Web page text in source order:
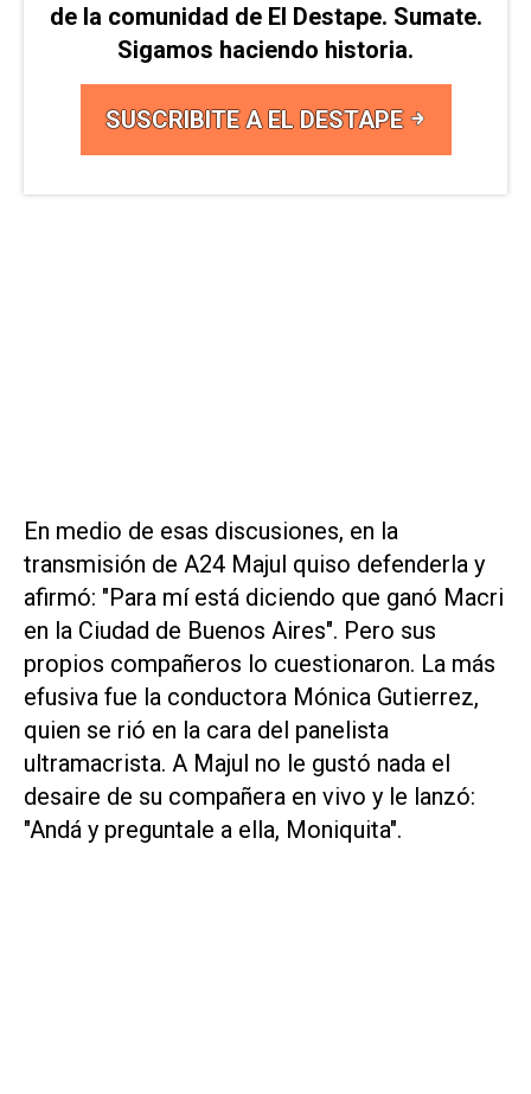
de la comunidad de El Destape. Sumate.
Sigamos haciendo historia.
SUSCRIBITE A EL DESTAPE
En medio de esas discusiones, en la
transmisión de A24 Majul quiso defenderla y
afirmó: "Para mí está diciendo que ganó Macri
en la Ciudad de Buenos Aires". Pero sus
propios compañeros lo cuestionaron. La más
efusiva fue la conductora Mónica Gutierrez,
quien se rió en la cara del panelista
ultramacrista. A Majul no le gustó nada el
desaire de su compañera en vivo y le lanzó:
"Andá y preguntale a ella, Moniquita".